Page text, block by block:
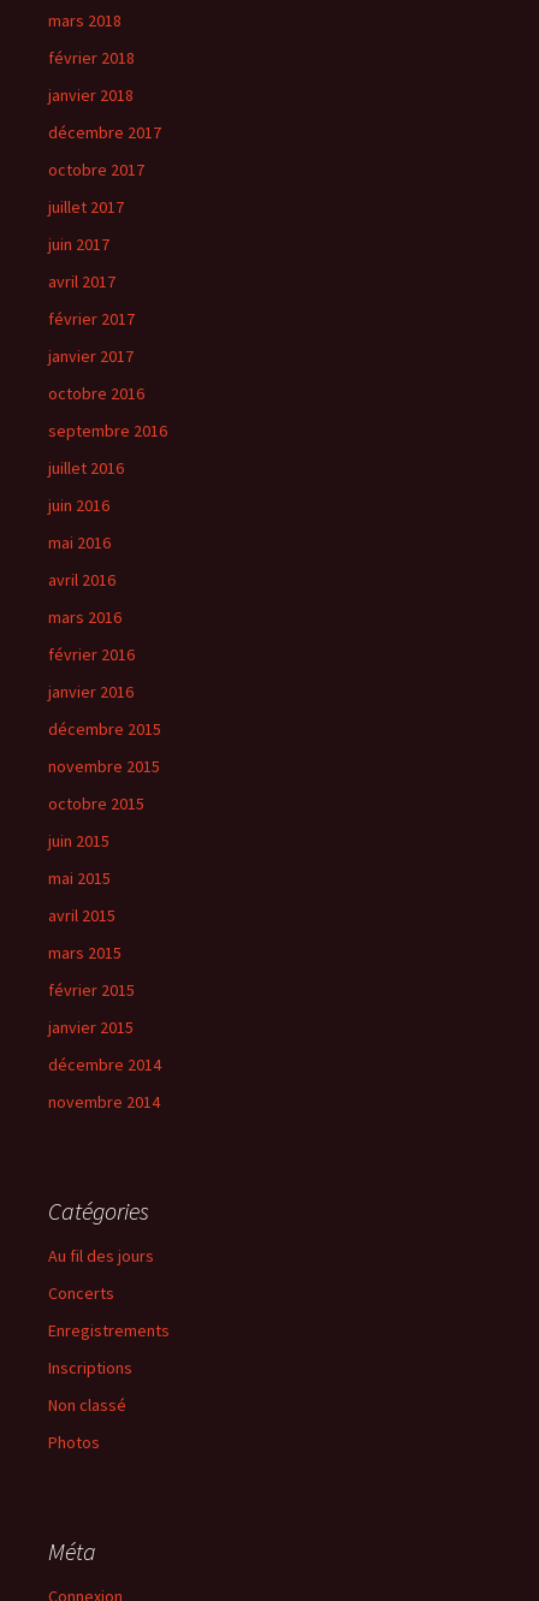
mars 2018
février 2018
janvier 2018
décembre 2017
octobre 2017
juillet 2017
juin 2017
avril 2017
février 2017
janvier 2017
octobre 2016
septembre 2016
juillet 2016
juin 2016
mai 2016
avril 2016
mars 2016
février 2016
janvier 2016
décembre 2015
novembre 2015
octobre 2015
juin 2015
mai 2015
avril 2015
mars 2015
février 2015
janvier 2015
décembre 2014
novembre 2014
Catégories
Au fil des jours
Concerts
Enregistrements
Inscriptions
Non classé
Photos
Méta
Connexion